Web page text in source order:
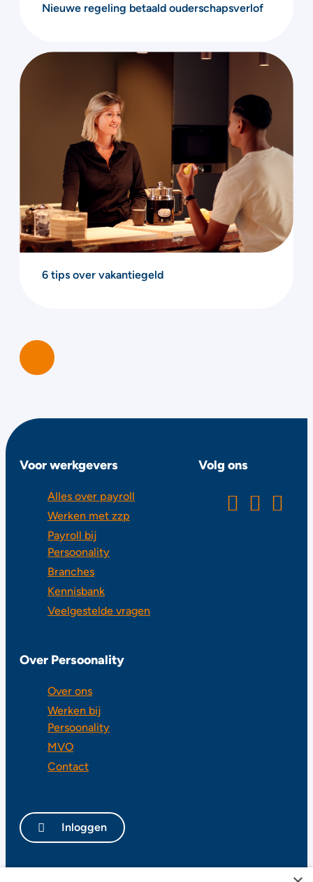
Nieuwe regeling betaald ouderschapsverlof
6 tips over vakantiegeld
Voor werkgevers
Alles over payroll
Werken met zzp
Payroll bij
Persoonality
Branches
Kennisbank
Veelgestelde vragen
Over Persoonality
Over ons
Werken bij
Persoonality
MVO
Contact
Volg ons
Inloggen